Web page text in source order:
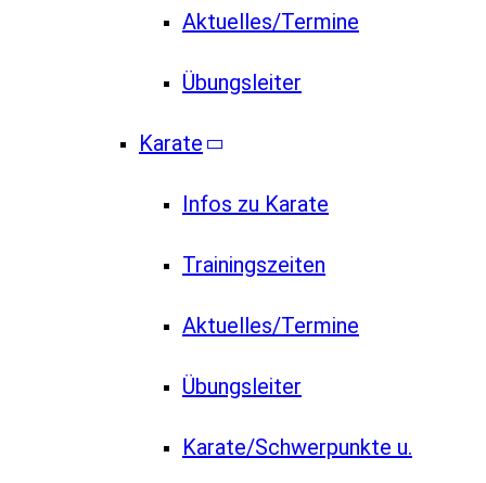
Aktuelles/Termine
Übungsleiter
Karate
Infos zu Karate
Trainingszeiten
Aktuelles/Termine
Übungsleiter
Karate/Schwerpunkte u.